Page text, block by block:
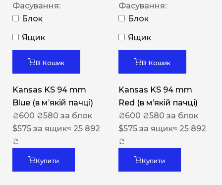
Фасування:
Блок
Ящик
В Кошик
Kansas KS 94 mm
Blue (в мʼякій пачці)
₴600 ₴580 за блок
$575 за ящик≈ 25 892
₴
Купити
Фасування:
Блок
Ящик
В Кошик
Kansas KS 94 mm
Red (в мʼякій пачці)
₴600 ₴580 за блок
$575 за ящик≈ 25 892
₴
Купити